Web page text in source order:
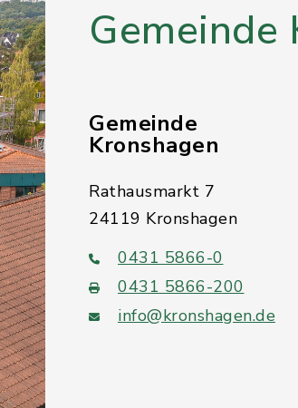
Gemeinde
Gemeinde
Kronshagen
Rathausmarkt 7
24119 Kronshagen
0431 5866-0
0431 5866-200
info@kronshagen.de